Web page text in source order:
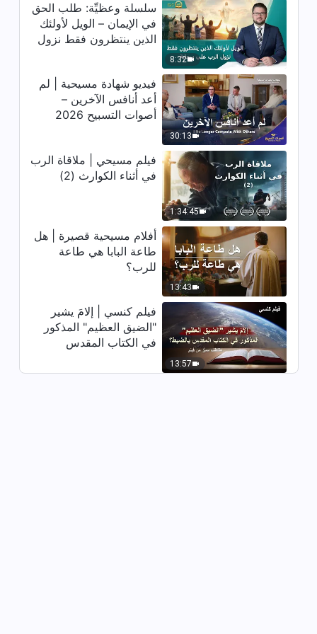
8:08
كلمات الله اليومية: الدخول إلى
الحياة | اقتباس 538
5:47
كلمات الله اليومية: الدخول إلى
الحياة | اقتباس 539
12:21
كلمات الله اليومية: الدخول إلى
الحياة | اقتباس 540
8:22
كلمات الله اليومية: الدخول إلى
الحياة | اقتباس 541
13:26
كلمات الله اليومية: الدخول إلى
الحياة | اقتباس 542
8:32
سلسلة وعظيِّة: طلب الحق
في الإيمان – الويل لأولئك
الذين ينتظرون فقط نزول
30:13
فيديو شهادة مسيحية | لم
أعد أنافس الآخرين –
أصوات التسبيح 2026
1:34:45
فيلم مسيحي | ملاقاة الرب
في أثناء الكوارث (2)
13:43
أفلام مسيحية قصيرة | هل
طاعة البابا هي طاعة
للرب؟
13:57
فيلم كنسي | إلامَ يشير
"الضيق العظيم" المذكور
في الكتاب المقدس
من فيلم)